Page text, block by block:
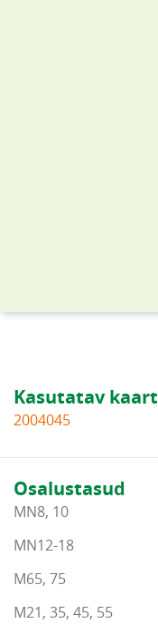
Kasutatav kaart
2004045
Osalustasud
MN8, 10
MN12-18
M65, 75
M21, 35, 45, 55